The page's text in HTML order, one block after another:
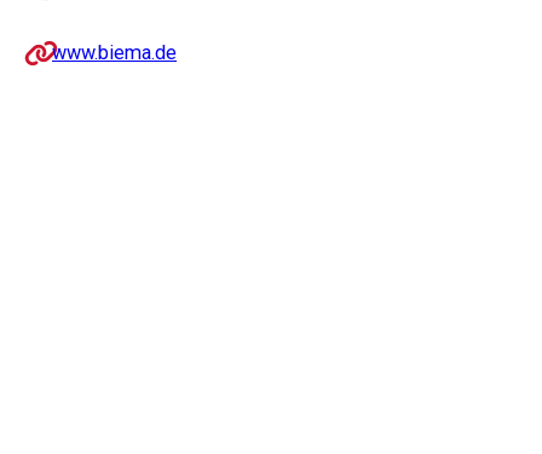
www.biema.de